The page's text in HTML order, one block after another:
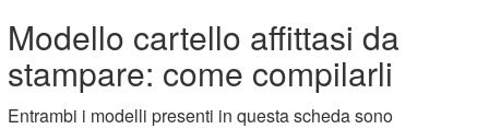
Modello cartello affittasi da
stampare: come compilarli
Entrambi i modelli presenti in questa scheda sono